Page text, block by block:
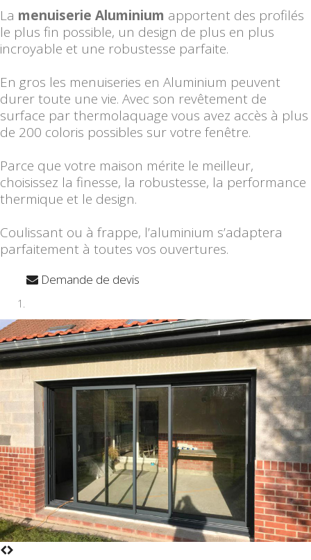
La menuiserie Aluminium apportent des profilés
le plus fin possible, un design de plus en plus
incroyable et une robustesse parfaite.
En gros les menuiseries en Aluminium peuvent
durer toute une vie. Avec son revêtement de
surface par thermolaquage vous avez accès à plus
de 200 coloris possibles sur votre fenêtre.
Parce que votre maison mérite le meilleur,
choisissez la finesse, la robustesse, la performance
thermique et le design.
Coulissant ou à frappe, l’aluminium s’adaptera
parfaitement à toutes vos ouvertures.
Demande de devis